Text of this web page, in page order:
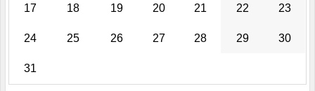
17 18 19 20 21 22 23
24 25 26 27 28 29 30
31